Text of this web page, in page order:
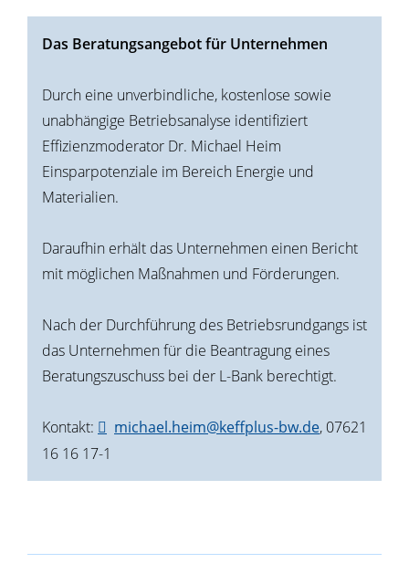
Das Beratungsangebot für Unternehmen
Durch eine unverbindliche, kostenlose sowie
unabhängige Betriebsanalyse identifiziert
Effizienzmoderator Dr. Michael Heim
Einsparpotenziale im Bereich Energie und
Materialien.
Daraufhin erhält das Unternehmen einen Bericht
mit möglichen Maßnahmen und Förderungen.
Nach der Durchführung des Betriebsrundgangs ist
das Unternehmen für die Beantragung eines
Beratungszuschuss bei der L-Bank berechtigt.
Kontakt: michael.heim@keffplus-bw.de, 07621
16 16 17-1